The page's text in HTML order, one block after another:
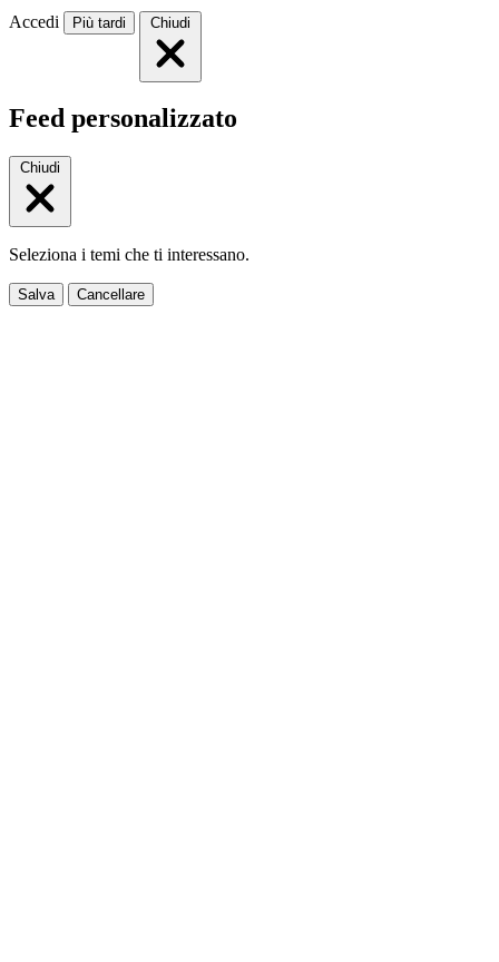
Accedi Più tardi Chiudi
Feed personalizzato
Chiudi
Seleziona i temi che ti interessano.
Salva Cancellare